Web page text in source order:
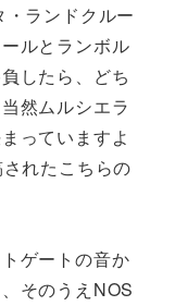
ランドクルー
ルとランボル
したら、どち
然ムルシエラ
っていますよ
れたこちらの
ゲートの音か
そのうえNOS